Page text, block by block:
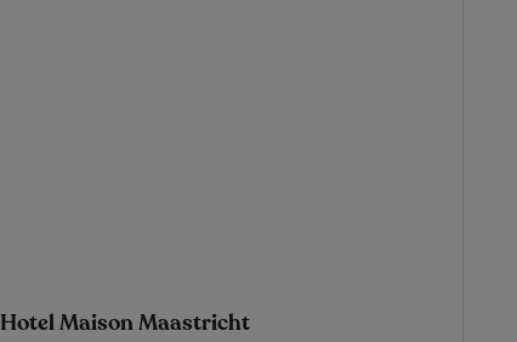
Hotel Maison Maastricht